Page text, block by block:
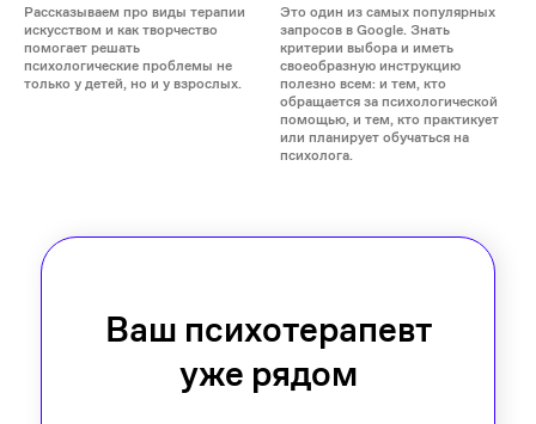
Рассказываем про виды терапии
искусством и как творчество
помогает решать
психологические проблемы не
только у детей, но и у взрослых.
Это один из самых популярных
запросов в Google. Знать
критерии выбора и иметь
своеобразную инструкцию
полезно всем: и тем, кто
обращается за психологической
помощью, и тем, кто практикует
или планирует обучаться на
психолога.
Ваш психотерапевт
уже рядом